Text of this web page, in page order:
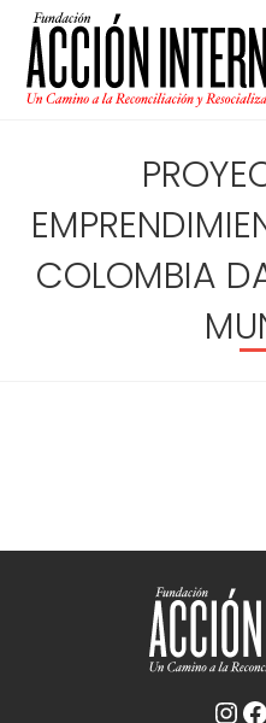
contenido
COLOMBIA
Instagram Facebook